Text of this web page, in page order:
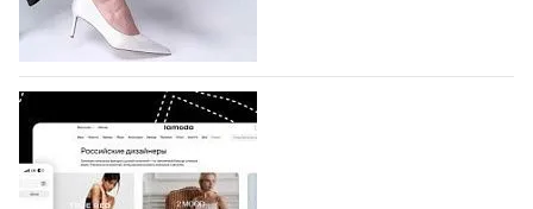
половину из них (494) прислали дизайнеры,
коллекции которых не были представлены в…
07.08.2026 727
BALLINA представит свои новинки на Euro
Shoes
Компания BALLINA Guangzhou Lihuang Footwear